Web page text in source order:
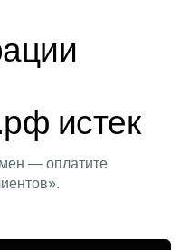
истек
— оплатите